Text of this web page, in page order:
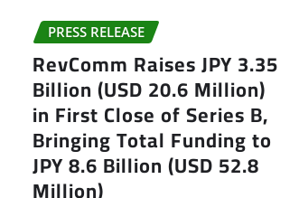
PRESS RELEASE
RevComm Raises JPY 3.35
Billion (USD 20.6 Million)
in First Close of Series B,
Bringing Total Funding to
JPY 8.6 Billion (USD 52.8